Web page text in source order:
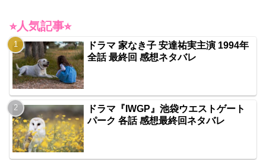
⭐︎人気記事⭐︎
ドラマ 家なき子 安達祐実主演 1994年
全話 最終回 感想ネタバレ
ドラマ『IWGP』池袋ウエストゲート
パーク 各話 感想最終回ネタバレ